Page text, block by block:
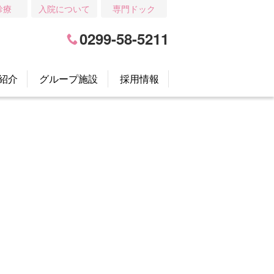
療 入院について 専門ドック
0299-58-5211
介 グループ施設 採用情報